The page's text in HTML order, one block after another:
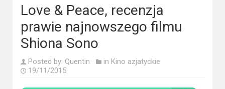
polskie
Komedie
Korea
Południowa
Love & Peace, recenzja
prawie najnowszego filmu
Shiona Sono
Posted by: Quentin in Kino azjatyckie
19/11/2015